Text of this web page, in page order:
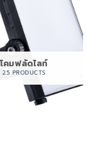
โคมฟลัดไลท์
25 PRODUCTS